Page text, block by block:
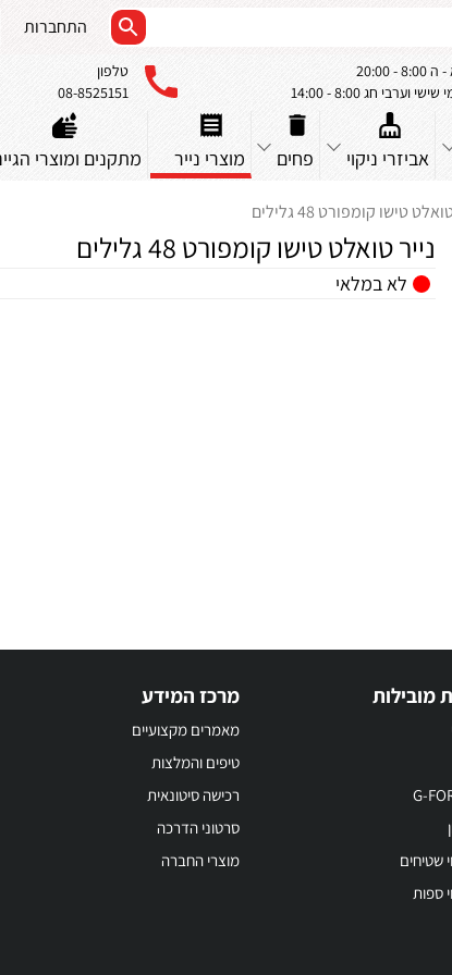
התחברות
- 20:00
שישי וערבי חג 8:00 - 14:00
טלפון
08-8525151
אביזרי ניקוי פחים מוצרי נייר מתקנים ומוצרי
טישו קומפורט 48 גלילים
נייר טואלט טישו קומפורט 48 גלילים
לא במלאי
מובילות
שטיחים
ספות
מרכז המידע
מאמרים מקצועיים
טיפים והמלצות
רכישה סיטונאית
סרטוני הדרכה
מוצרי החברה